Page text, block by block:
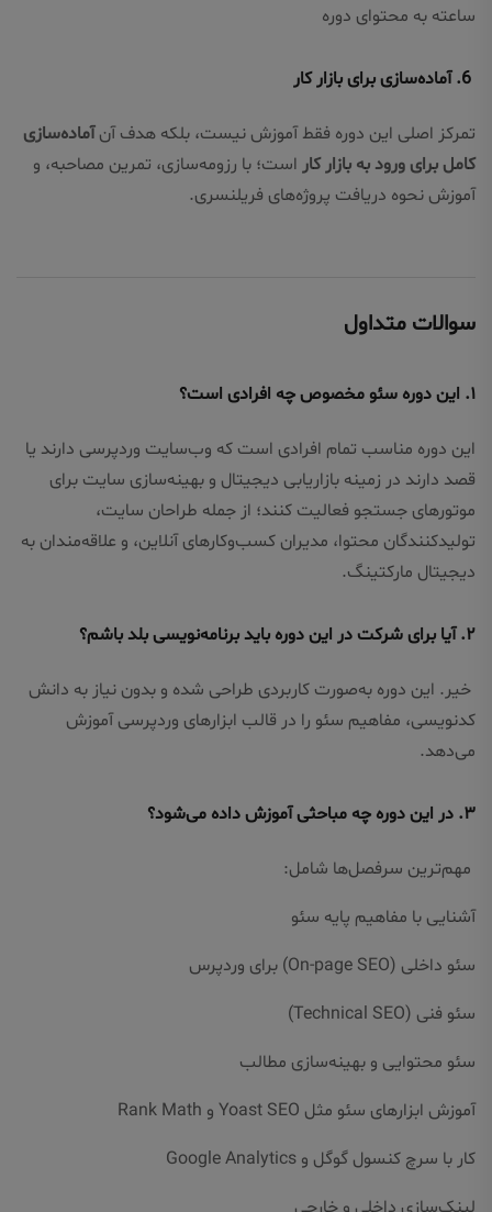
ساعته به محتوای دوره
تمرکز اصلی این دوره فقط آموزش نیست، بلکه هدف آنآماده‌سازی
کامل برای ورود به بازار کار است؛ با رزومه‌سازی، تمرین مصاحبه، و
آموزش نحوه دریافت پروژه‌های فریلنسری.
سوالات متداول
۱. این دوره سئو مخصوص چه افرادی است؟
این دوره مناسب تمام افرادی است که وب‌سایت وردپرسی دارند یا
قصد دارند در زمینه بازاریابی دیجیتال و بهینه‌سازی سایت برای
موتورهای جستجو فعالیت کنند؛ از جمله طراحان سایت،
تولیدکنندگان محتوا، مدیران کسب‌وکارهای آنلاین، و علاقه‌مندان به
دیجیتال مارکتینگ.
۲. آیا برای شرکت در این دوره باید برنامه‌نویسی بلد باشم؟
خیر. این دوره به‌صورت کاربردی طراحی شده و بدون نیاز به دانش
کدنویسی، مفاهیم سئو را در قالب ابزارهای وردپرسی آموزش
می‌دهد.
۳. در این دوره چه مباحثی آموزش داده می‌شود؟
مهم‌ترین سرفصل‌ها شامل:
آشنایی با مفاهیم پایه سئو
سئو داخلی (On-page SEO) برای وردپرس
سئو فنی (Technical SEO)
سئو محتوایی و بهینه‌سازی مطالب
آموزش ابزارهای سئو مثل Yoast SEO و Rank Math
کار با سرچ کنسول گوگل و Google Analytics